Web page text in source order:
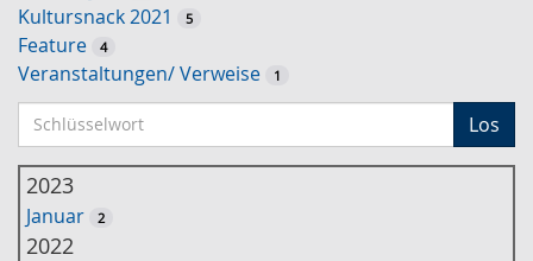
Kultursnack 2021 5
Feature 4
Veranstaltungen/ Verweise 1
c
h
ü
Los
2023
Januar 2
2022